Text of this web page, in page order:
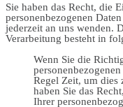
Sie haben das Recht, die
personenbezogenen
jederzeit an uns wenden.
Verarbeitung besteht in
Wenn Sie die
Regel Zeit, um dies
haben Sie das
Ihrer